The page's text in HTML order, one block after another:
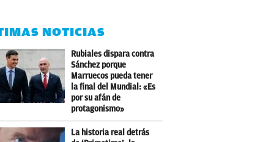
NOTICIAS
Rubiales dispara contra
Sánchez porque
Marruecos pueda tener
la final del Mundial: «Es
por su afán de
protagonismo»
La historia real detrás